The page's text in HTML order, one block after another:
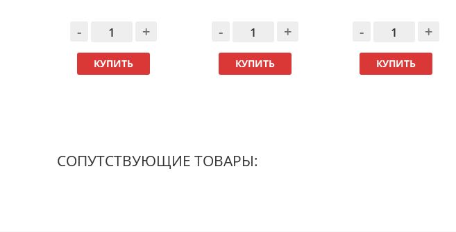
- +
КУПИТЬ
- +
КУПИТЬ
- +
КУПИТЬ
СОПУТСТВУЮЩИЕ ТОВАРЫ: